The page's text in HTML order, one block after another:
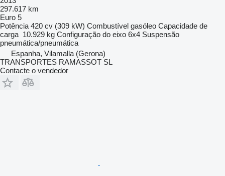
297.617 km
Euro 5
Potência 420 cv (309 kW) Combustível gasóleo Capacidade de
carga 10.929 kg Configuração do eixo 6x4 Suspensão
pneumática/pneumática
Espanha, Vilamalla (Gerona)
TRANSPORTES RAMASSOT SL
Contacte o vendedor